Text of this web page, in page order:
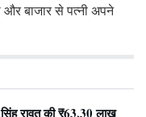
और बाजार से पत्नी अपने
रावत की ₹63.30 लाख